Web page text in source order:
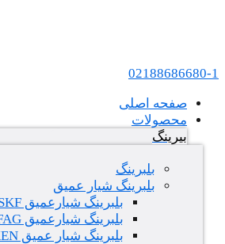
02188686680-1
صفحه اصلی
محصولات
بیرینگ
بلبرینگ
بلبرینگ شیار عمیق
بلبرینگ شیارعمیق SKF
بلبرینگ شیارعمیق FAG
بلبرینگ شیار عمیق TIMKEN